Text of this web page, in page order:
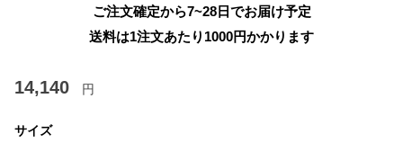
ご注文確定から7~28日でお届け予定
送料は1注文あたり 1000円かかります
14,140 円
サイズ